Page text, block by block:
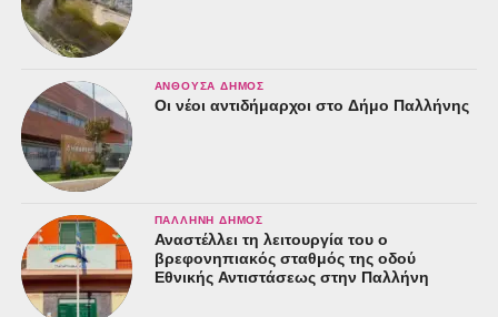
ΑΝΘΟΎΣΑ ΔΉΜΟΣ
Οι νέοι αντιδήμαρχοι στο Δήμο Παλλήνης
ΠΑΛΛΉΝΗ ΔΉΜΟΣ
Αναστέλλει τη λειτουργία του ο
βρεφονηπιακός σταθμός της οδού
Εθνικής Αντιστάσεως στην Παλλήνη